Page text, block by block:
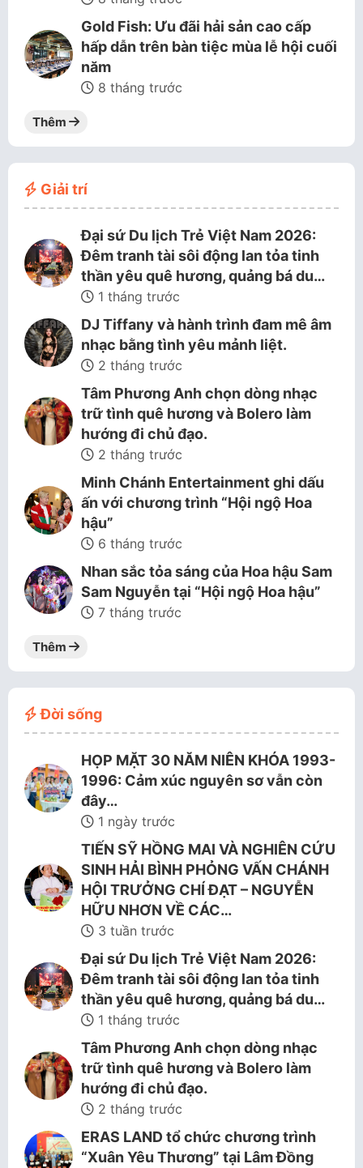
Gold Fish: Ưu đãi hải sản cao cấp
hấp dẫn trên bàn tiệc mùa lễ hội cuối
năm
8 tháng trước
Thêm
Giải trí
Đại sứ Du lịch Trẻ Việt Nam 2026:
Đêm tranh tài sôi động lan tỏa tinh
thần yêu quê hương, quảng bá du…
1 tháng trước
DJ Tiffany và hành trình đam mê âm
nhạc bằng tình yêu mảnh liệt.
2 tháng trước
Tâm Phương Anh chọn dòng nhạc
trữ tình quê hương và Bolero làm
hướng đi chủ đạo.
2 tháng trước
Minh Chánh Entertainment ghi dấu
ấn với chương trình “Hội ngộ Hoa
hậu”
6 tháng trước
Nhan sắc tỏa sáng của Hoa hậu Sam
Sam Nguyễn tại “Hội ngộ Hoa hậu”
7 tháng trước
Thêm
Đời sống
HỌP MẶT 30 NĂM NIÊN KHÓA 1993-
1996: Cảm xúc nguyên sơ vẫn còn
đây…
1 ngày trước
TIẾN SỸ HỒNG MAI VÀ NGHIÊN CỨU
SINH HẢI BÌNH PHỎNG VẤN CHÁNH
HỘI TRƯỞNG CHÍ ĐẠT – NGUYỄN
HỮU NHƠN VỀ CÁC…
3 tuần trước
Đại sứ Du lịch Trẻ Việt Nam 2026:
Đêm tranh tài sôi động lan tỏa tinh
thần yêu quê hương, quảng bá du…
1 tháng trước
Tâm Phương Anh chọn dòng nhạc
trữ tình quê hương và Bolero làm
hướng đi chủ đạo.
2 tháng trước
ERAS LAND tổ chức chương trình
“Xuân Yêu Thương” tại Lâm Đồng